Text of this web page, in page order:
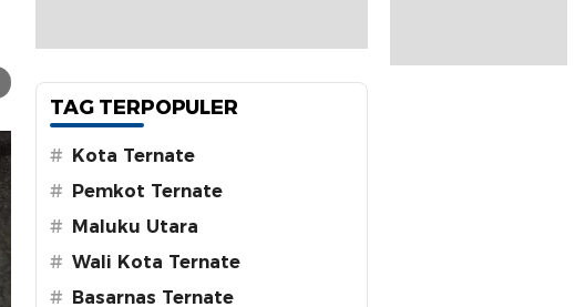
TAG TERPOPULER
# Kota Ternate
# Pemkot Ternate
# Maluku Utara
# Wali Kota Ternate
# Basarnas Ternate